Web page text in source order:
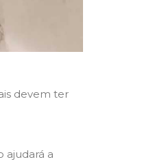
devem ter
ajudará a